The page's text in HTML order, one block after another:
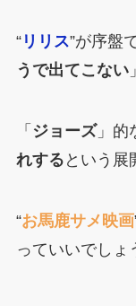
“リリス”が序盤
うで出てこない
「 ジョーズ」的
れする という展
“お馬鹿サメ映画
っていいでしょ